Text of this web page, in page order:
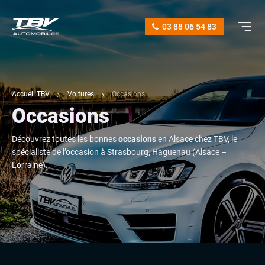
03 88 06 54 83
Accueil TBV Voitures Occasions
Occasions
Découvrez toutes les bonnesoccasionsen Alsace chez TBV, le
spécialiste de l’occasion à Strasbourg, Haguenau (Alsace –
Lorraine).